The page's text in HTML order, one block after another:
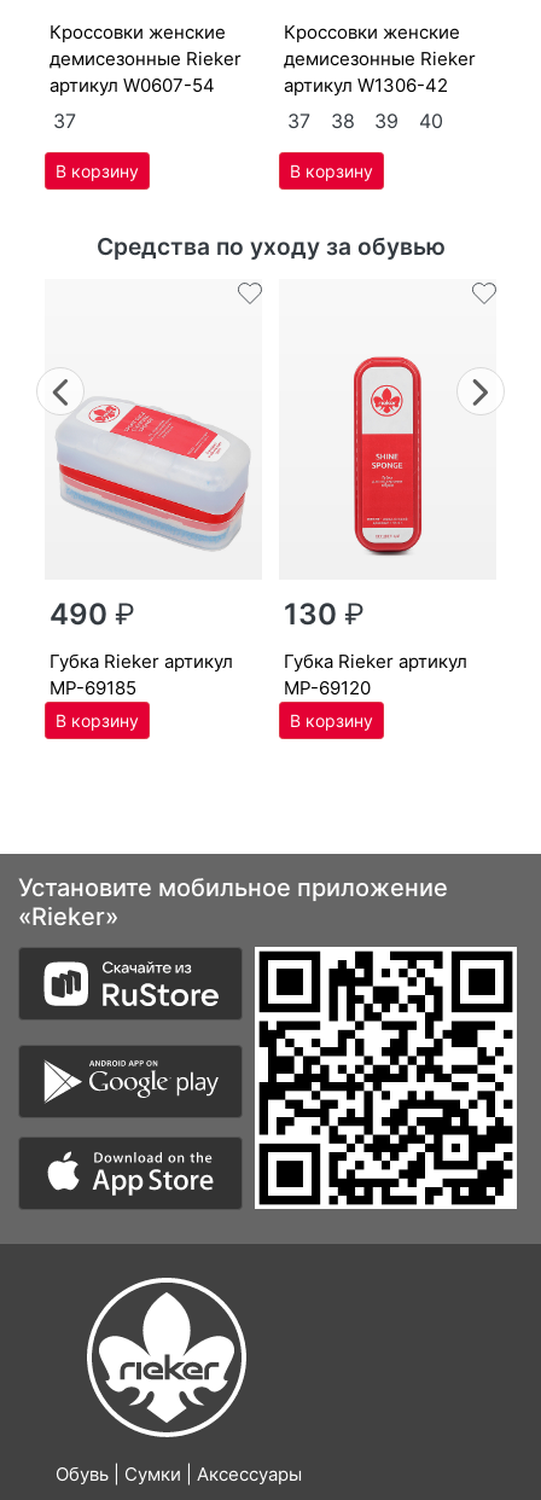
крос­совки женс­кие
де­мисе­зон­ные Ri­eker
артикулW0607-54
37
крос­совки женс­кие
де­мисе­зон­ные Ri­eker
артикулW1306-42
37 38 39 40
Средства по уходу за обувью
Previous
490₽
губ­ка Ri­eker артикул
MP-69185
130₽
губ­ка Ri­eker артикул
MP-69120
Установите мобильное приложение
«Rieker»
Обувь | Сумки | Аксессуары